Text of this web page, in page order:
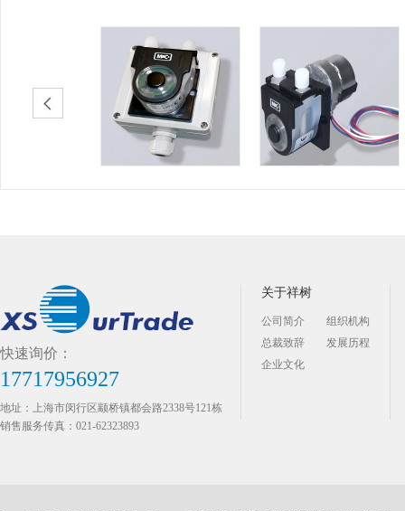
快速询价：
17717956927
地址：上海市闵行区颛桥镇都会路2338号121栋
销售服务传真：021-62323893
关于祥树
公司简介
组织机构
总裁致辞
发展历程
企业文化